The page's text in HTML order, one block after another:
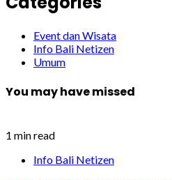
Event dan Wisata
Info Bali Netizen
Umum
You may have missed
1 min read
Info Bali Netizen